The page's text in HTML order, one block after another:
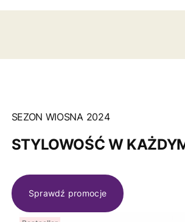
SEZON WIOSNA 2024
STYLOWOŚĆ W
Sprawdź promocje